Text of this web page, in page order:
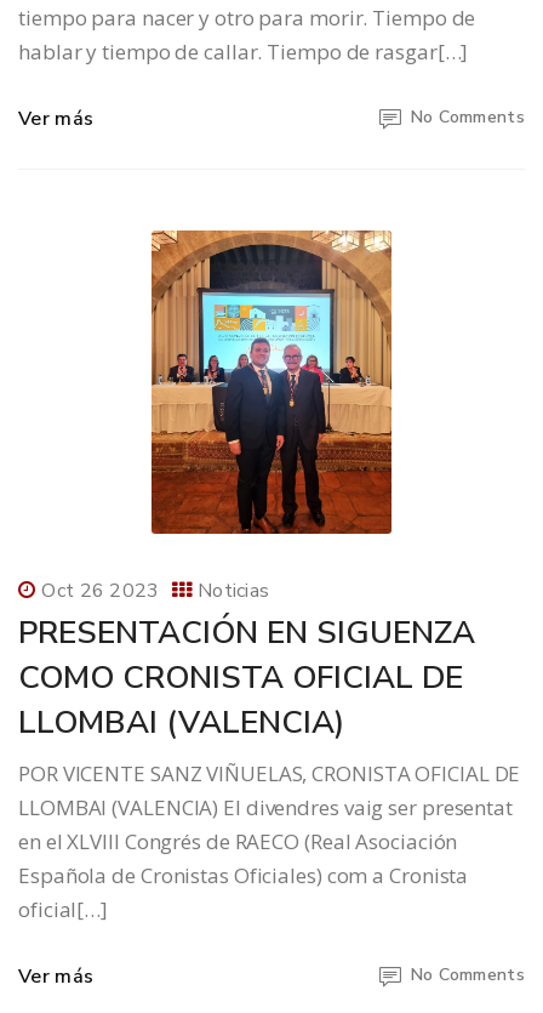
tiempo para nacer y otro para morir. Tiempo de
hablar y tiempo de callar. Tiempo de rasgar[…]
Ver más No Comments
Oct 26 2023 Noticias
PRESENTACIÓN EN SIGUENZA
COMO CRONISTA OFICIAL DE
LLOMBAI (VALENCIA)
POR VICENTE SANZ VIÑUELAS, CRONISTA OFICIAL DE
LLOMBAI (VALENCIA) El divendres vaig ser presentat
en el XLVIII Congrés de RAECO (Real Asociación
Española de Cronistas Oficiales) com a Cronista
oficial[…]
Ver más No Comments